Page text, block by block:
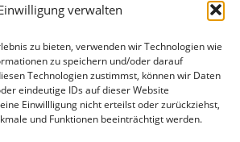
verwalten
zu bieten, verwenden wir Technologien wie
zu speichern und/oder darauf
Technologien zustimmst, können wir Daten
eindeutige IDs auf dieser Website
Einwillligung nicht erteilst oder zurückziehst,
und Funktionen beeinträchtigt werden.